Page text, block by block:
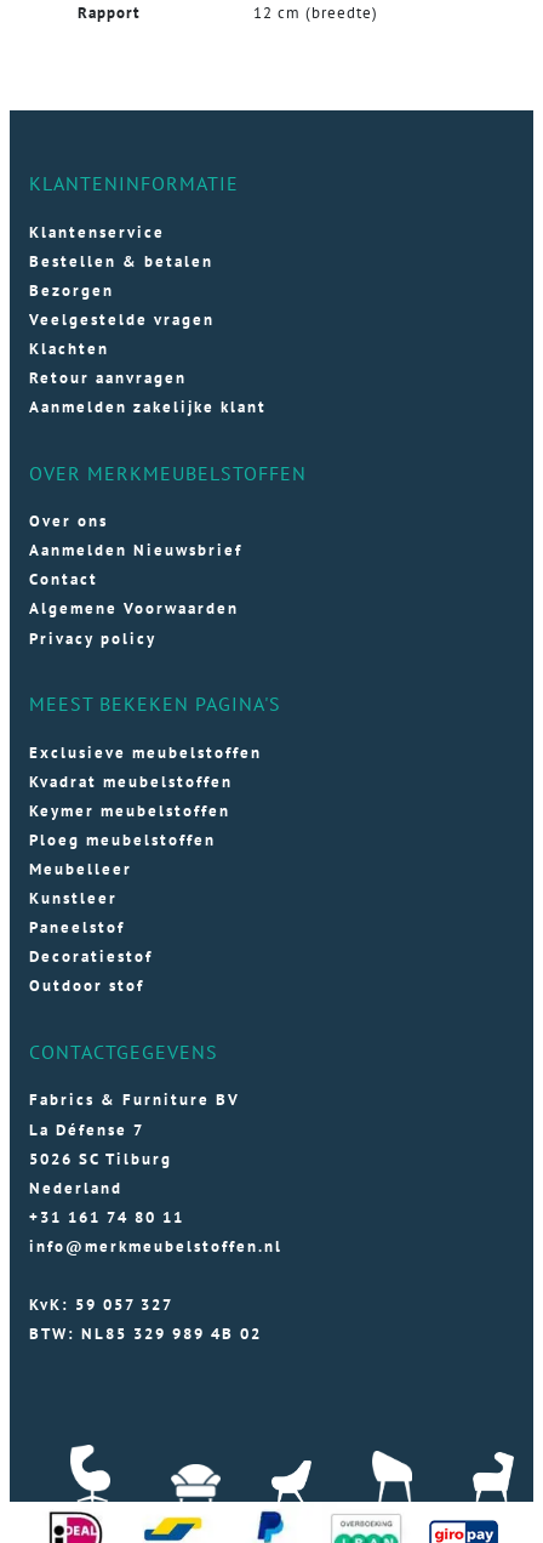
Rapport 12 cm (breedte)
KLANTENINFORMATIE
Klantenservice
Bestellen & betalen
Bezorgen
Veelgestelde vragen
Klachten
Retour aanvragen
Aanmelden zakelijke klant
OVER MERKMEUBELSTOFFEN
Over ons
Aanmelden Nieuwsbrief
Contact
Algemene Voorwaarden
Privacy policy
MEEST BEKEKEN PAGINA'S
Exclusieve meubelstoffen
Kvadrat meubelstoffen
Keymer meubelstoffen
Ploeg meubelstoffen
Meubelleer
Kunstleer
Paneelstof
Decoratiestof
Outdoor stof
CONTACTGEGEVENS
Fabrics & Furniture BV
La Défense 7
5026 SC Tilburg
Nederland
+31 161 74 80 11
info@merkmeubelstoffen.nl
KvK: 59 057 327
BTW: NL85 329 989 4B 02